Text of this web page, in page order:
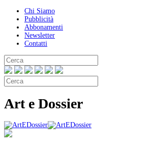
Chi Siamo
Pubblicità
Abbonamenti
Newsletter
Contatti
Art e Dossier